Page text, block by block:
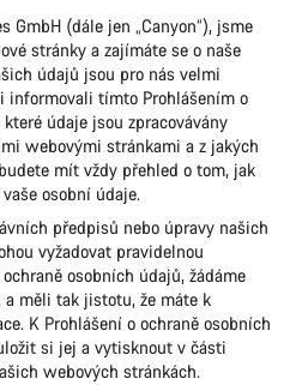
GmbH (dále jen „Canyon“), jsme
stránky a zajímáte se o naše
údajů jsou pro nás velmi
informovali tímto Prohlášením o
údaje jsou zpracovávány
webovými stránkami a z jakých
mít vždy přehled o tom, jak
osobní údaje.
předpisů nebo úpravy našich
vyžadovat pravidelnou
osobních údajů, žádáme
měli tak jistotu, že máte k
K Prohlášení o ochraně osobních
si jej a vytisknout v části
webových stránkách.